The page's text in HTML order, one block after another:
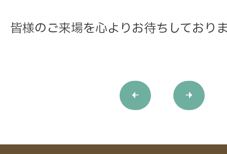
皆様のご来場を心よりお待ちしており